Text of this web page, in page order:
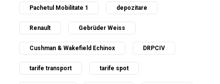
Pachetul Mobilitate 1 depozitare
Renault Gebrüder Weiss
Cushman & Wakefield Echinox DRPCIV
tarife transport tarife spot